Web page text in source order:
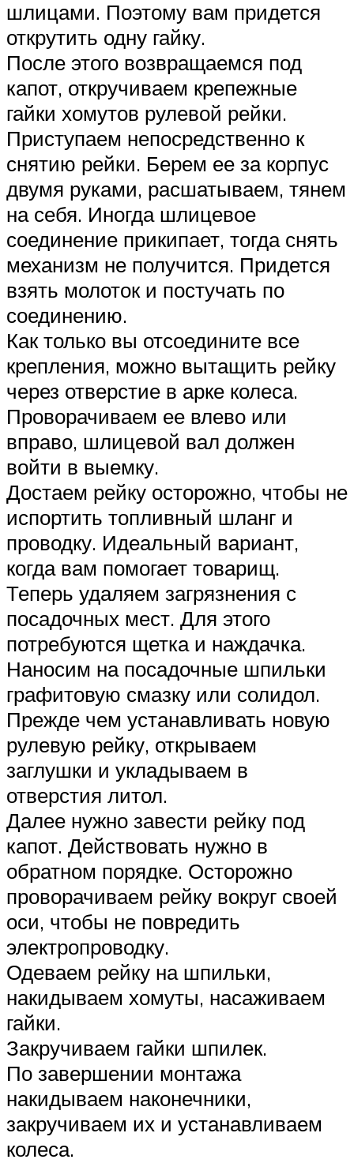
шлицами. Поэтому вам придется
открутить одну гайку.
После этого возвращаемся под
капот, откручиваем крепежные
гайки хомутов рулевой рейки.
Приступаем непосредственно к
снятию рейки. Берем ее за корпус
двумя руками, расшатываем, тянем
на себя. Иногда шлицевое
соединение прикипает, тогда снять
механизм не получится. Придется
взять молоток и постучать по
соединению.
Как только вы отсоедините все
крепления, можно вытащить рейку
через отверстие в арке колеса.
Проворачиваем ее влево или
вправо, шлицевой вал должен
войти в выемку.
Достаем рейку осторожно, чтобы не
испортить топливный шланг и
проводку. Идеальный вариант,
когда вам помогает товарищ.
Теперь удаляем загрязнения с
посадочных мест. Для этого
потребуются щетка и наждачка.
Наносим на посадочные шпильки
графитовую смазку или солидол.
Прежде чем устанавливать новую
рулевую рейку, открываем
заглушки и укладываем в
отверстия литол.
Далее нужно завести рейку под
капот. Действовать нужно в
обратном порядке. Осторожно
проворачиваем рейку вокруг своей
оси, чтобы не повредить
электропроводку.
Одеваем рейку на шпильки,
накидываем хомуты, насаживаем
гайки.
Закручиваем гайки шпилек.
По завершении монтажа
накидываем наконечники,
закручиваем их и устанавливаем
колеса.